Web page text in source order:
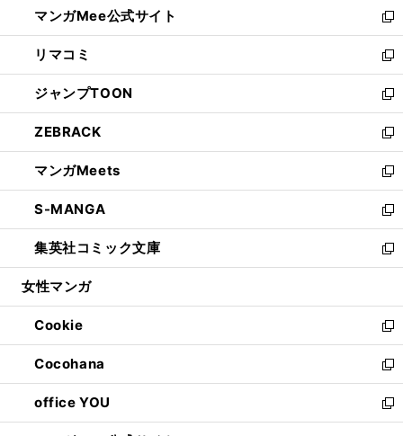
く
ド
ウ
で
開
く
ィ
ン
ド
ウ
で
開
く
い
ウ
ィ
ン
ド
ウ
で
開
く
マンガMee公式サイト
新
し
い
ウ
ィ
ン
ド
ウ
で
開
く
リマコミ
新
し
い
ウ
ィ
ン
ド
ウ
で
開
く
ジャンプTOON
新
し
い
ウ
ィ
ン
ド
ウ
で
開
ZEBRACK
新
し
い
ウ
ィ
ン
ド
ウ
開
く
マンガMeets
新
し
い
ウ
ィ
ン
ウ
で
開
く
S-MANGA
新
し
い
ウ
ン
ド
ウ
で
開
く
集英社コミック文庫
新
し
ウ
ィ
ン
ド
ウ
で
開
女性マンガ
Cookie
新
し
い
ウ
ィ
ン
Cocohana
新
し
い
ウ
office YOU
新
し